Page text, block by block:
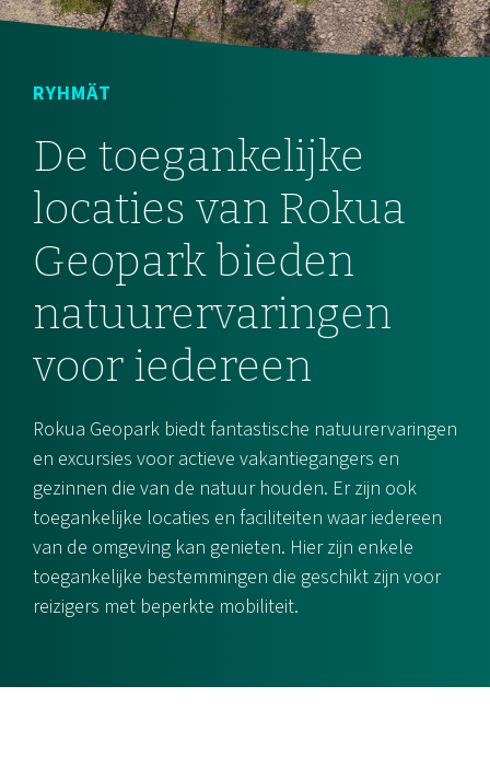
RYHMÄT
De toegankelijke
locaties van Rokua
Geopark bieden
natuurervaringen
voor iedereen
Rokua Geopark biedt fantastische natuurervaringen
en excursies voor actieve vakantiegangers en
gezinnen die van de natuur houden. Er zijn ook
toegankelijke locaties en faciliteiten waar iedereen
van de omgeving kan genieten. Hier zijn enkele
toegankelijke bestemmingen die geschikt zijn voor
reizigers met beperkte mobiliteit.